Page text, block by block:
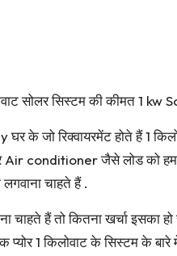
सोलर सिस्टम की कीमत 1
घर के जो रिक्वायरमेंट होते हैं 1
Air conditioner जैसे लोड को हम
चाहते हैं .
चाहते हैं तो कितना खर्चा
प्योर 1 किलोवाट के सिस्टम के